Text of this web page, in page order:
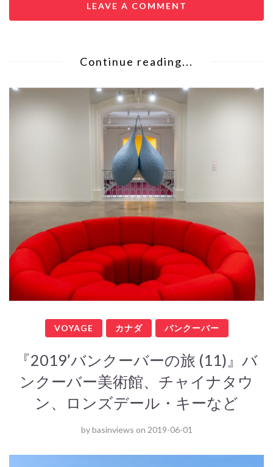
LEAVE A COMMENT
Continue reading...
VOYAGE カナダ バンクーバー
『2019’バンクーバーの旅 (11)』バ
ンクーバー美術館、チャイナタウ
ン、ロンズデール・キーなど
bybasinviews on 2019-06-01